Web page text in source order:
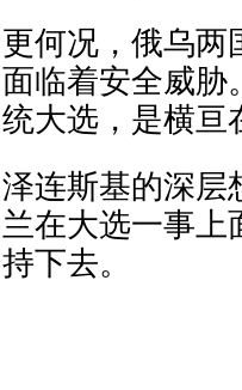
更何况，俄乌两
面临着安全威胁
统大选，是横亘
泽连斯基的深层
兰在大选一事上
持下去。